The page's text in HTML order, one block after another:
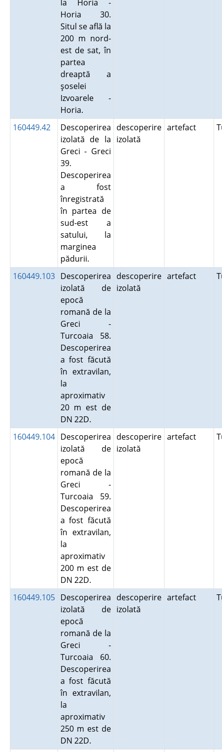
la Horia -
Horia 30.
Situl se află la
200 m nord-
est de sat, în
partea
dreaptă a
şoselei
Izvoarele -
Horia.
160449.42
Descoperirea
izolată de la
Greci - Greci
39.
Descoperirea
a fost
înregistrată
în partea de
sud-est a
satului, la
marginea
pădurii.
descoperire
izolată
artefact
160449.103 Descoperirea
izolată de
epocă
romană de la
Greci -
Turcoaia 58.
Descoperirea
a fost făcută
în extravilan,
la
aproximativ
20 m est de
DN 22D.
descoperire
izolată
artefact
160449.104 Descoperirea
izolată de
epocă
romană de la
Greci -
Turcoaia 59.
Descoperirea
a fost făcută
în extravilan,
la
aproximativ
200 m est de
DN 22D.
descoperire
izolată
artefact
160449.105 Descoperirea
izolată de
epocă
romană de la
Greci -
Turcoaia 60.
Descoperirea
a fost făcută
în extravilan,
la
aproximativ
250 m est de
DN 22D.
descoperire
izolată
artefact